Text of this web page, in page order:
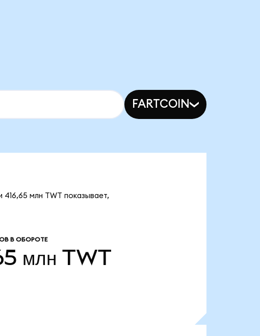
FARTCOIN
млн TWT показывает,
В ОБОРОТЕ
млн TWT